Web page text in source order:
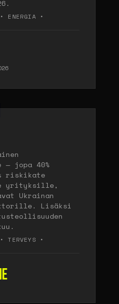
ENERGIA •
jopa 40%
riskikate
yrityksille,
Ukrainan
Lisäksi
TERVEYS •